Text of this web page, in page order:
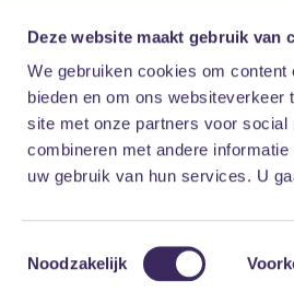
Deze website maakt gebruik van
We gebruiken cookies om
bieden en om ons
site met onze partners voor
combineren met andere
uw gebruik van hun services. U
Toestemmingsselectie
Noodzakelijk
& cookies